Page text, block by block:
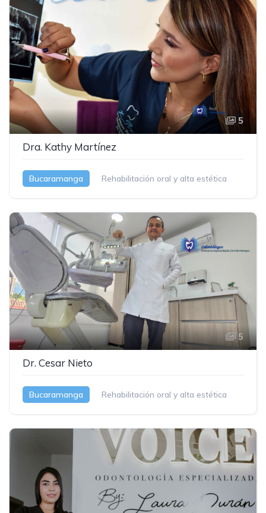
5
Dra. Kathy Martínez
Bucaramanga Rehabilitación oral y alta estética
5
Dr. Cesar Nieto
Bucaramanga Rehabilitación oral y alta estética